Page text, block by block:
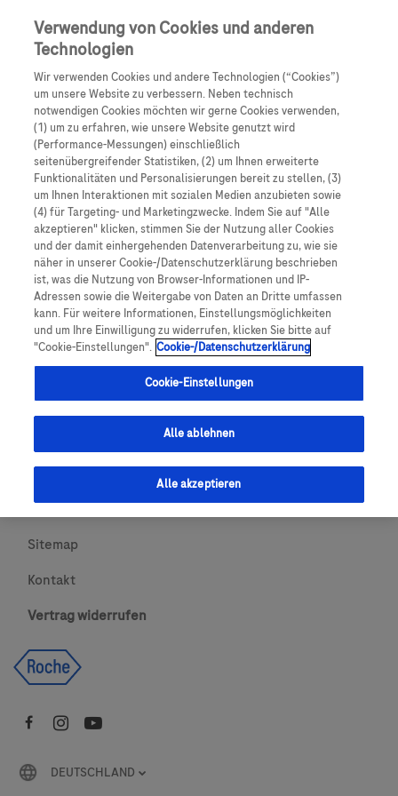
Skip to main content 0
Produkte Artikel
Es tut uns leid, aber es gibt keine Ergebnisse für:
Über Roche
Impressum
Rechtliche Hinweise
Datenschutz
Cookie-Einstellungen
Urheberrecht
Newsletter abonnieren
Sitemap
Kontakt
Vertrag widerrufen
DEUTSCHLAND
Verwendung von Cookies und anderen
Technologien
Wir verwenden Cookies und andere Technologien (“Cookies”)
um unsere Website zu verbessern. Neben technisch
notwendigen Cookies möchten wir gerne Cookies verwenden,
(1) um zu erfahren, wie unsere Website genutzt wird
(Performance-Messungen) einschließlich
seitenübergreifender Statistiken, (2) um Ihnen erweiterte
Funktionalitäten und Personalisierungen bereit zu stellen, (3)
um Ihnen Interaktionen mit sozialen Medien anzubieten sowie
(4) für Targeting- und Marketingzwecke. Indem Sie auf "Alle
akzeptieren" klicken, stimmen Sie der Nutzung aller Cookies
und der damit einhergehenden Datenverarbeitung zu, wie sie
näher in unserer Cookie-/Datenschutzerklärung beschrieben
ist, was die Nutzung von Browser-Informationen und IP-
Adressen sowie die Weitergabe von Daten an Dritte umfassen
kann. Für weitere Informationen, Einstellungsmöglichkeiten
und um Ihre Einwilligung zu widerrufen, klicken Sie bitte auf
"Cookie-Einstellungen". Cookie-/Datenschutzerklärung
Cookie-Einstellungen
Alle ablehnen
Alle akzeptieren